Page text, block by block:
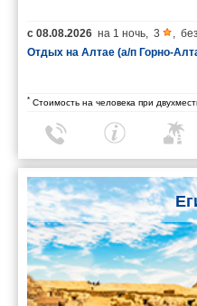
с 08.08.2026 на 1 ночь, 3 ,
Отдых на Алтае (а/п Горно-
* Стоимость на человека при